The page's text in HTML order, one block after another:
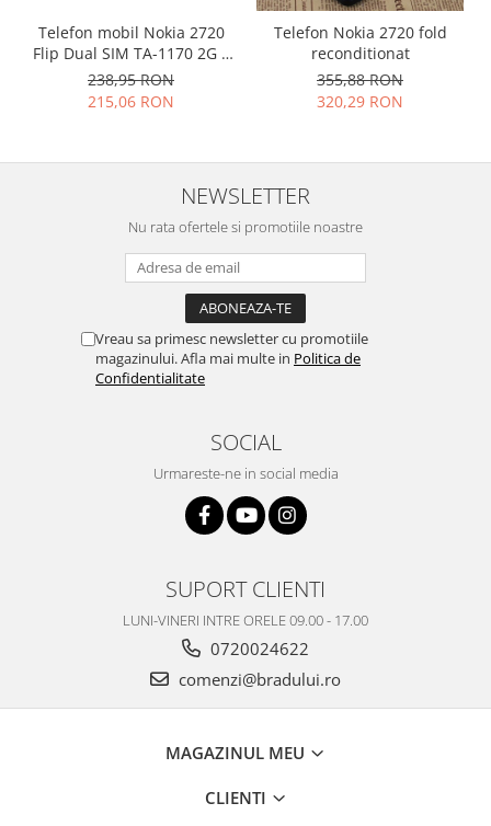
Vodafone
Vonino
Telefon mobil Nokia 2720
Flip Dual SIM TA-1170 2G +
Card 8GB CADOU –
Versiune rara pentru Asia,
238,95 RON
215,06 RON
Telefon Nokia 2720 fold
reconditionat
355,88 RON
320,29 RON
NEWSLETTER
Nu rata ofertele si promotiile noastre
Vreau sa primesc newsletter cu promotiile
magazinului. Afla mai multe in Politica de
Confidentialitate
SOCIAL
Urmareste-ne in social media
SUPORT CLIENTI
LUNI-VINERI INTRE ORELE 09.00 - 17.00
0720024622
comenzi@bradului.ro
MAGAZINUL MEU
CLIENTI